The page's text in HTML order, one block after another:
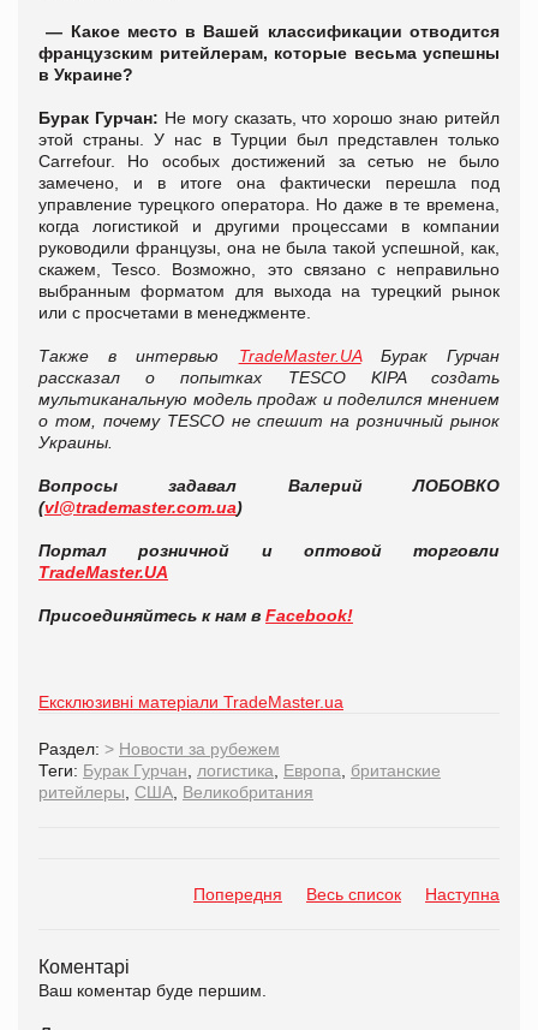
— Какое место в Вашей классификации отводится
французским ритейлерам, которые весьма успешны
в Украине?
Бурак Гурчан: Не могу сказать, что хорошо знаю ритейл
этой страны. У нас в Турции был представлен только
Carrefour. Но особых достижений за сетью не было
замечено, и в итоге она фактически перешла под
управление турецкого оператора. Но даже в те времена,
когда логистикой и другими процессами в компании
руководили французы, она не была такой успешной, как,
скажем, Tesco. Возможно, это связано с неправильно
выбранным форматом для выхода на турецкий рынок
или с просчетами в менеджменте.
Также в интервью TradeMaster.UA
Бурак Гурчан
рассказал о попытках TESCO KIPA создать
мультиканальную модель продаж и поделился мнением
о том, почему TESCO не спешит на розничный рынок
Украины.
Вопросы задавал Валерий ЛОБОВКО
(vl@trademaster.com.ua)
Портал розничной и оптовой торговли
TradeMaster.UA
Присоединяйтесь к нам в Facebook!
Ексклюзивні матеріали TradeMaster.ua
Раздел: > Новости за рубежем
Теги: Бурак Гурчан, логистика, Европа, британские
ритейлеры, США, Великобритания
Попередня Весь список Наступна
Коментарі
Ваш коментар буде першим.